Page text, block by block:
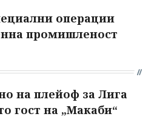
операции
промишленост
на плейоф за Лига
гост на „Макаби“